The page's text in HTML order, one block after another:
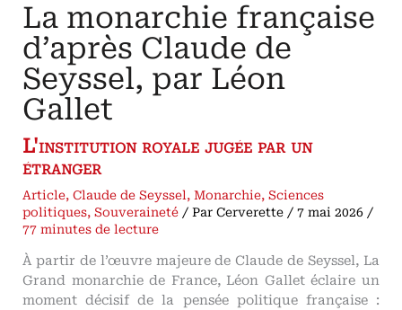
La monarchie française
d’après Claude de
Seyssel, par Léon
Gallet
L'institution royale jugée par un
étranger
Article,Claude de Seyssel,Monarchie,Sciences
politiques,Souveraineté / ParCerverette /7 mai 2026 /
77 minutes de lecture
À partir de l’œuvre majeure de Claude de Seyssel, La
Grand monarchie de France, Léon Gallet éclaire un
moment décisif de la pensée politique française :